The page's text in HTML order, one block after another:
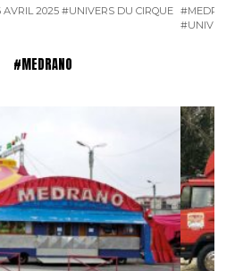
AVRIL 2025 #UNIVERS DU CIRQUE #MEDRANO
#UNIVERS
#MEDRANO